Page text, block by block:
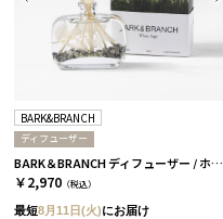
BARK&BRANCH
ディフューザー
BARK＆BRANCH ディフューザー / ホワイトセージ
￥2,970 （税込）
最短8月11日(火)にお届け